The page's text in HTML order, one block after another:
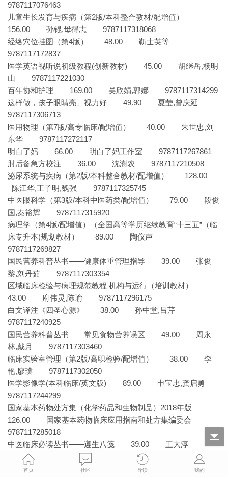
9787117076463
儿童生长发育与疾病（第2版/本科整合教材/配增值）
156.00 孙锟,母得志 9787117318068
经络穴位挂图（第4版） 48.00 靳士英等
9787117172837
医学英语视听说初级教程(创新教材) 45.00 胡继岳,杨明
山 9787117221030
百年协和护理 169.00 吴欣娟,郭娜 9787117314299
这样做，孩子眼睛亮、视力好 49.90 夏莹,曾庆延
9787117306713
医用物理（第7版/高专临床/配增值） 40.00 朱世忠,刘
东华 9787117272117
明白了妈 66.00 明白了妈工作室 9787117267861
肘后备急方校注 36.00 沈澍农 9787117210508
泌尿系统与疾病（第2版/本科整合教材/配增值） 128.00
陈江华,王子明,魏强 9787117325745
中医眼科学（第3版/本科中医药类/配增值） 79.00 段俊
国,秦裕辉 9787117315920
病理学（第4版/配增值）（全国高等学历继续教育“十三五”（临
床专升本)规划教材） 89.00 陶仪声
9787117269827
国民营养科普丛书——健康体重管理指导 39.00 张俊
黎,刘丹茹 9787117303354
区域临床检验与病理规范教程 机构与运行（培训教材）
43.00 府伟灵,陈瑜 9787117296175
白文译注《四圣心源》 38.00 孙中堂,吕芹
9787117240925
国民营养科普丛书——常见食物营养误区 49.00 周永
林,戴月 9787117303460
临床实验室管理（第2版/高职检验/配增值） 38.00 李
艳,廖璞 9787117302050
医学影像学(本科临床/英文版) 89.00 申宝忠,龚启勇
9787117244299
国家基本药物处方集（化学药品和生物制品）2018年版
126.00 国家基本药物临床应用指南和处方集编委会
9787117285018
中医临床必读丛书——遵生八笺 39.00 王大淳
9787117086745
环境卫生学（第8版/本科预防/配增值） 72.00 杨克敌
首页 社区 导读 我的